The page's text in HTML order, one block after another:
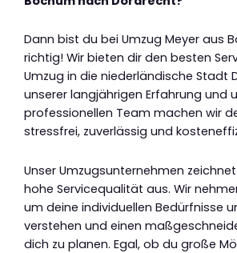
Dann bist du bei Umzug Meyer aus
richtig! Wir bieten dir den besten
Umzug in die niederländische Stadt
unserer langjährigen Erfahrung und
professionellen Team machen wir
stressfrei, zuverlässig und
Unser Umzugsunternehmen
hohe Servicequalität aus. Wir
um deine individuellen Bedürfnisse
verstehen und einen
dich zu planen. Egal, ob du große